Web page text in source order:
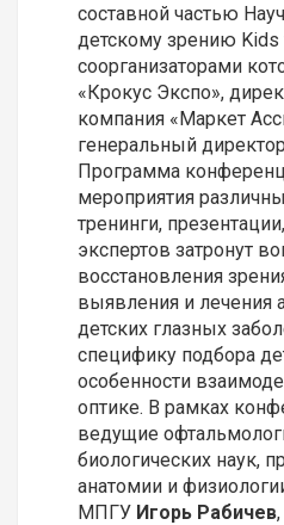
составной частью
детскому зрению Kids
соорганизаторами
«Крокус Экспо»,
компания «Маркет
генеральный
Программа
мероприятия
тренинги,
экспертов затронут
восстановления
выявления и лечения
детских глазных
специфику подбора
особенности
оптике. В рамках
ведущие
биологических наук,
анатомии и
МПГУ Игорь Рабичев